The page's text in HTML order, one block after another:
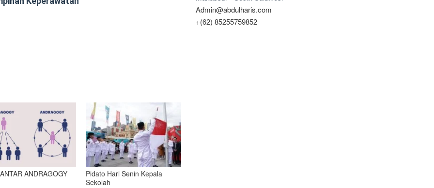
ANDRAGOGY
Pidato Hari Senin Kepala
Sekolah
Admin@abdulharis.com
+(62) 85255759852